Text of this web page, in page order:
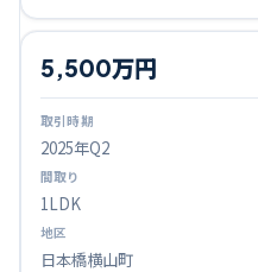
2025年Q2
5,500万円
1LDK
日本橋横山町